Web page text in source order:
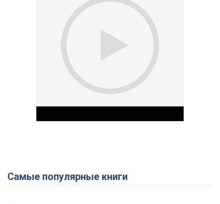
Play Video
Самые популярные книги